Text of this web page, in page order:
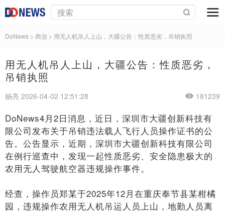
DoNews > 商业 > 用无人机吊人上山，大疆公告：性质恶劣，吊销执照
用无人机吊人上山，大疆公告：性质恶劣，
吊销执照
杨亮 2026-04-02 12:51:28 181239
DoNews4月2日消息，近日，深圳市大疆创新科技有
限公司发布关于吊销违法载人飞行人员操作证书的公
告。公告显示，近期，深圳市大疆创新科技有限公司
在例行巡查中，发现一起性质恶劣、安全隐患极大的
农用无人驾驶航空器违规操作事件。
经查，操作员郑某于2025年12月在重庆奉节县某柑橘
园，违规操作农用无人机吊运人员上山，地勤人员离